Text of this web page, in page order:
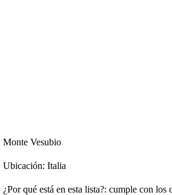
Monte Vesubio
Ubicación: Italia
¿Por qué está en esta lista?: cumple con los